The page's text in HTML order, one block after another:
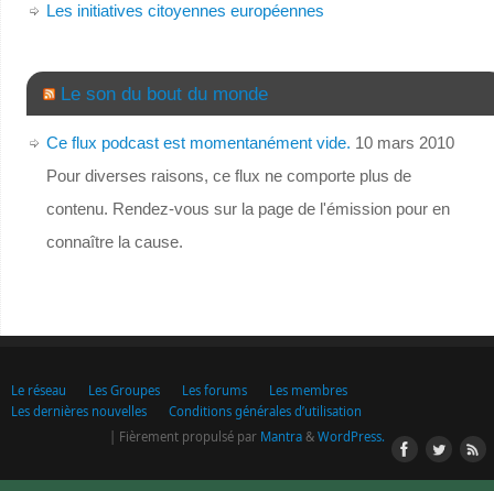
Les initiatives citoyennes européennes
Le son du bout du monde
Ce flux podcast est momentanément vide. 10 mars 2010
Pour diverses raisons, ce flux ne comporte plus de
contenu. Rendez-vous sur la page de l'émission pour en
connaître la cause.
Le réseau Les Groupes Les forums
Les membres
Les dernières nouvelles
Conditions générales d’utilisation
| Fièrement propulsé par Mantra & WordPress.